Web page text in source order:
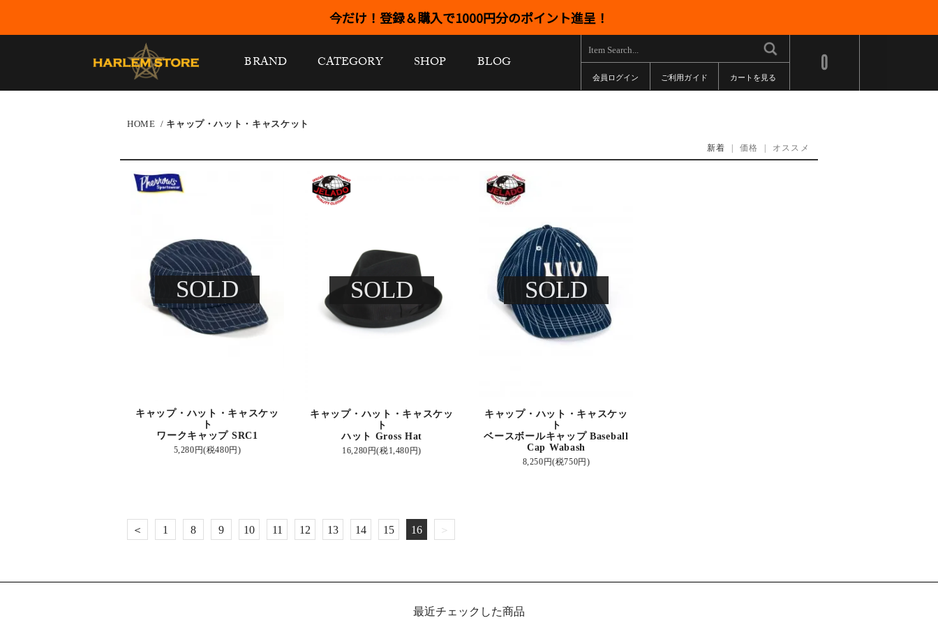
今だけ！登録＆購入で1000円分のポイント進呈！
BRAND CATEGORY SHOP BLOG 0
会員ログイン ご利用ガイド カートを見る
HOME / キャップ・ハット・キャスケット
新着 価格 オススメ
SOLD
キャップ・ハット・キャスケッ
ト
ワークキャップ SRC1
5,280円(税480円)
SOLD
キャップ・ハット・キャスケッ
ト
ハット Gross Hat
16,280円(税1,480円)
SOLD
キャップ・ハット・キャスケッ
ト
ベースボールキャップ Baseball
Cap Wabash
8,250円(税750円)
＜
1
8 9 10 11 12 13 14 15 16 ＞
最近チェックした商品